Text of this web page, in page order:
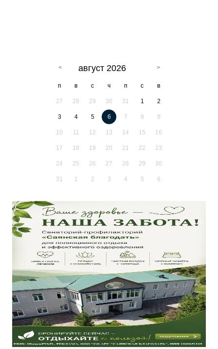
август 2026
п в с ч п с в
27 28 29 30 31 1 2
3 4 5 6 7 8 9
10 11 12 13 14 15 16
17 18 19 20 21 22 23
24 25 26 27 28 29 30
31 1 2 3 4 5 6